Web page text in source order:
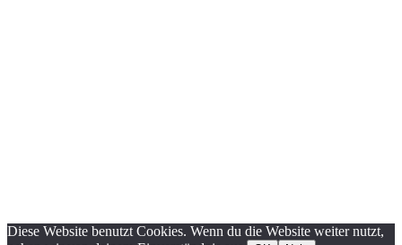
Diese Website benutzt Cookies. Wenn du die Website weiter nutzt,